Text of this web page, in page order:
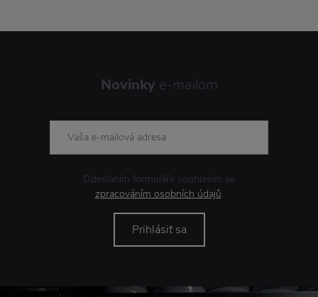
Novinky e-mailom
Odesláním formuláře souhlasím se
zpracováním osobních údajů.
Prihlásiť sa